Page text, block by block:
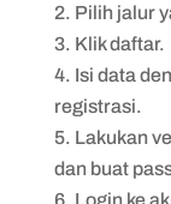
Pilih jalur
Klik daftar.
Isi data
registrasi.
Lakukan
dan buat
Login ke